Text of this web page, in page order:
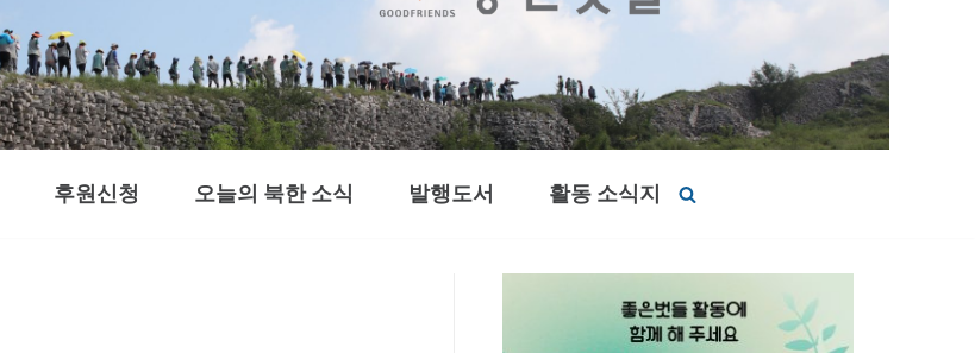
후원신청 오늘의 북한 소식 발행도서 활동 소식지